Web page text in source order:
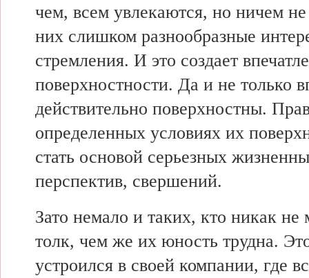
чем, всем увлекаются, но ничем
них слишком разнообразные
стремления. И это создает
поверхностности. Да и не только
действительно поверхностны.
определенных условиях их
стать основой серьезных
перспектив, свершений.
Зато немало и таких, кто никак не
толк, чем же их юность трудна.
устроился в своей компании, где